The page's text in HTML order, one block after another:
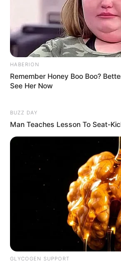
HABERION
Remember Honey Boo Boo?
See Her Now
BUZZ DAY
Man Teaches Lesson To Seat-
GLYCOGEN SUPPORT